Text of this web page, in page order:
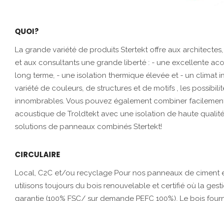
QUOI?
La grande variété de produits Stertekt offre aux
et aux consultants une grande liberté : - une excellente
long terme, - une isolation thermique élevée et - un climat
variété de couleurs, de structures et de motifs , les
innombrables. Vous pouvez également combiner
acoustique de Troldtekt avec une isolation de haute
solutions de panneaux combinés Stertekt!
CIRCULAIRE
Local, C2C et/ou recyclage Pour nos panneaux de ciment
utilisons toujours du bois renouvelable et certifié où la
garantie (100% FSC/ sur demande PEFC 100%). Le bois